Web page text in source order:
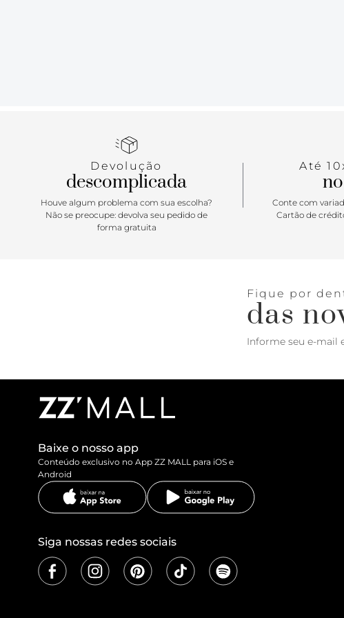
Devolução
descomplicada
Houve algum problema com sua escolha?
Não se preocupe: devolva seu pedido de
forma gratuita
Até
Conte com
Cartão de
Fique por
das
Informe seu e-mail
Baixe o nosso app
Conteúdo exclusivo no App ZZ MALL para iOS e
Android
Siga nossas redes sociais